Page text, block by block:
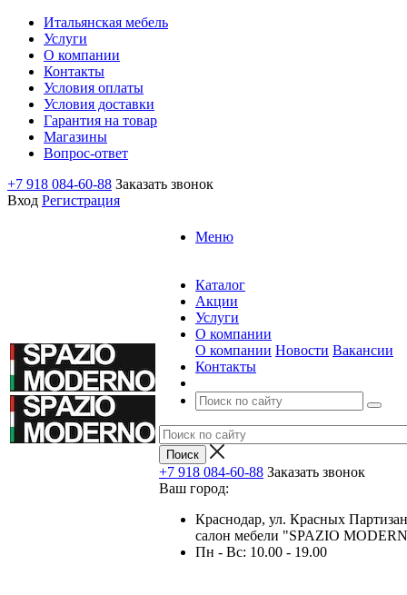
Итальянская мебель
Услуги
О компании
Контакты
Условия оплаты
Условия доставки
Гарантия на товар
Магазины
Вопрос-ответ
+7 918 084-60-88 Заказать звонок
Вход Регистрация
Меню
Каталог
Акции
Услуги
О компании
О компании Новости Вакансии
Контакты
+7 918 084-60-88 Заказать звонок
Ваш город:
Краснодар, ул. Красных
салон мебели "SPAZIO
Пн - Вс: 10.00 - 19.00